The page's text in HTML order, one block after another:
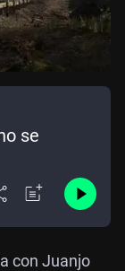
se
con Juanjo